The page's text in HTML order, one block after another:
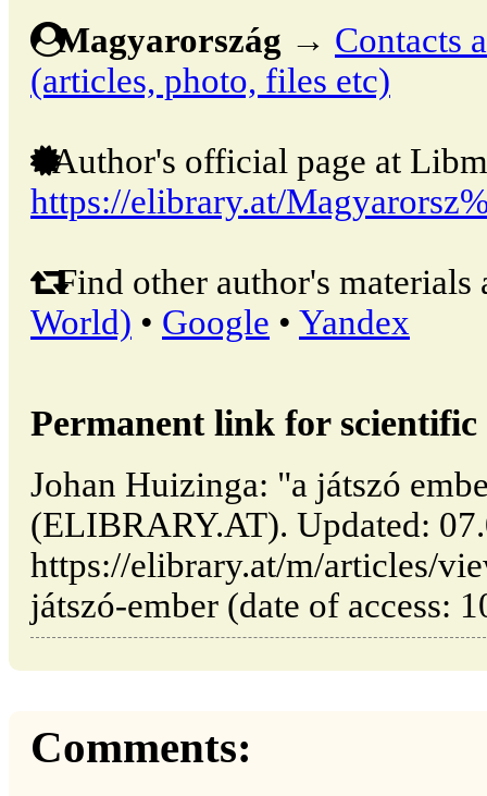
Magyarország → Contacts
(articles, photo, files etc)
Author's official page at
https://elibrary.at/
Find other author's materials
World) • Google • Yandex
Permanent link for
Johan Huizinga: "a játszó
(ELIBRARY.AT). Updated:
https://elibrary.at/m/articles/
játszó-ember (date of access:
Comments: